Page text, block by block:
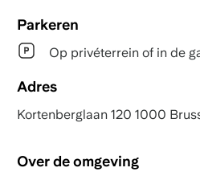
Parkeren
Op privéterrein of in de
Adres
Kortenberglaan 120 1000
Over de omgeving